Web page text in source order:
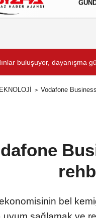
Çerez Politikası
Buluşmaları gençleri
Vodafone
bel